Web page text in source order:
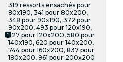
live_help
319 ressorts ensachés pour
80x190, 341 pour 80x200,
348 pour 90x190, 372 pour
90x200, 493 pour 120x190,
527 pour 120x200, 580 pour
140x190, 620 pour 140x200,
744 pour 160x200, 837 pour
180x200, 961 pour 200x200